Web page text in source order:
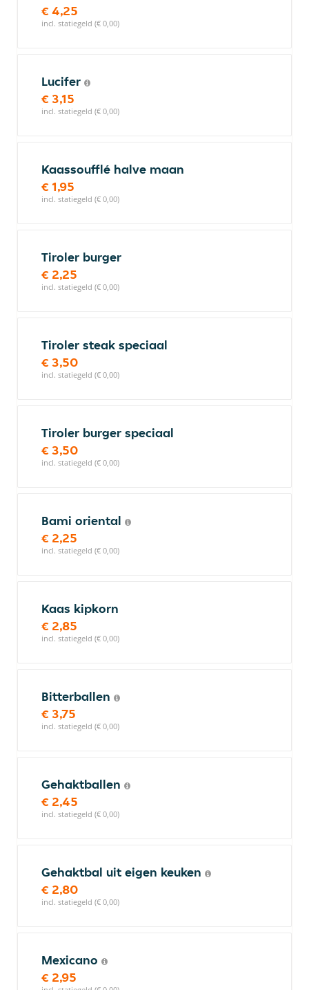
€ 4,25
incl. statiegeld (€ 0,00)
Lucifer
€ 3,15
incl. statiegeld (€ 0,00)
Kaassoufflé halve maan
€ 1,95
incl. statiegeld (€ 0,00)
Tiroler burger
€ 2,25
incl. statiegeld (€ 0,00)
Tiroler steak speciaal
€ 3,50
incl. statiegeld (€ 0,00)
Tiroler burger speciaal
€ 3,50
incl. statiegeld (€ 0,00)
Bami oriental
€ 2,25
incl. statiegeld (€ 0,00)
Kaas kipkorn
€ 2,85
incl. statiegeld (€ 0,00)
Bitterballen
€ 3,75
incl. statiegeld (€ 0,00)
Gehaktballen
€ 2,45
incl. statiegeld (€ 0,00)
Gehaktbal uit eigen keuken
€ 2,80
incl. statiegeld (€ 0,00)
Mexicano
€ 2,95